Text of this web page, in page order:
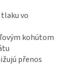
vo
kohútom
přenos